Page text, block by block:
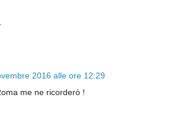
2016 alle ore 12:29
me ne ricorderò !